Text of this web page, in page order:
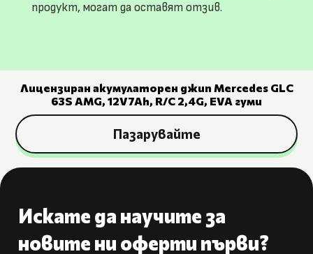
продукт, могат да оставят отзив.
Лицензиран акумулаторен джип Mercedes GLC
63S AMG, 12V7Ah, R/C 2,4G, EVA гуми
Пазарувайте
Искате да научите за
новите ни оферти първи?